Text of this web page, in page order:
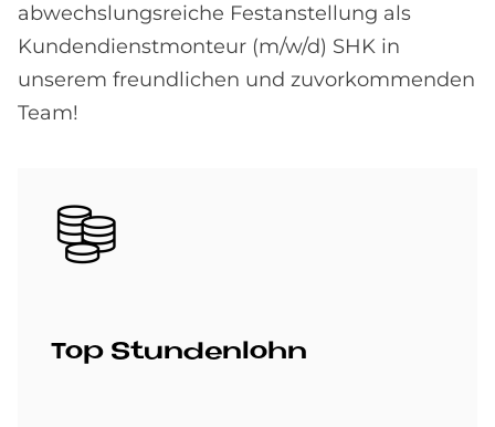
abwechslungsreiche Festanstellung als
Kundendienstmonteur (m/w/d) SHK in
unserem freundlichen und zuvorkommenden
Team!
Bild
Top Stun­den­lohn